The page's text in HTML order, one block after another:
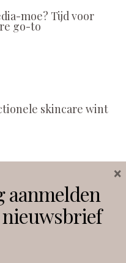
moe? Tijd voor
go-to
skincare wint
Facebook
aanmelden
×